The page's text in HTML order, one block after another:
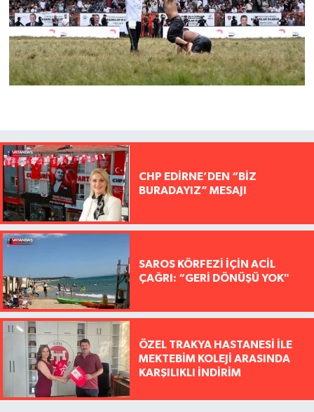
CHP EDİRNE’DEN “BİZ
BURADAYIZ” MESAJI
SAROS KÖRFEZİ İÇİN ACİL
ÇAĞRI: “GERİ DÖNÜŞÜ YOK"
ÖZEL TRAKYA HASTANESİ İLE
MEKTEBİM KOLEJİ ARASINDA
KARŞILIKLI İNDİRİM